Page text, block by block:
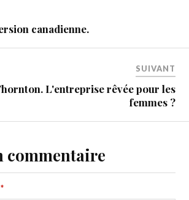
canadienne.
SUIVANT
L'entreprise rêvée pour les
femmes ?
commentaire
*